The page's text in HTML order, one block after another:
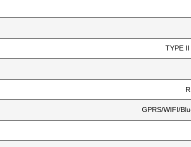
TYPE
GPRS/WIFI/